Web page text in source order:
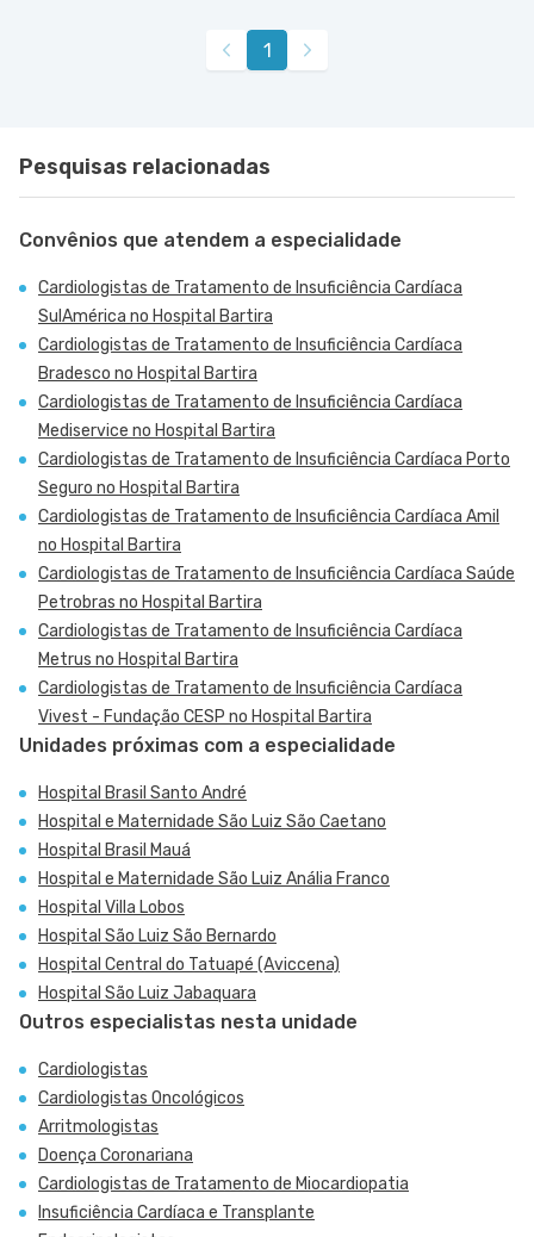
Rua Martim Afonso nr. 114 - Vila Bocaina, Maua -
Rua Major Cardim nr. 461 - Suissa, Ribeirao Pires
1
Pesquisas relacionadas
Convênios que atendem a especialidade
Cardiologistas de Tratamento de Insuficiência Cardíaca
SulAmérica no Hospital Bartira
Cardiologistas de Tratamento de Insuficiência Cardíaca
Bradesco no Hospital Bartira
Cardiologistas de Tratamento de Insuficiência Cardíaca
Mediservice no Hospital Bartira
Cardiologistas de Tratamento de Insuficiência Cardíaca Porto
Seguro no Hospital Bartira
Cardiologistas de Tratamento de Insuficiência Cardíaca Amil
no Hospital Bartira
Cardiologistas de Tratamento de Insuficiência Cardíaca Saúde
Petrobras no Hospital Bartira
Cardiologistas de Tratamento de Insuficiência Cardíaca
Metrus no Hospital Bartira
Cardiologistas de Tratamento de Insuficiência Cardíaca
Vivest - Fundação CESP no Hospital Bartira
Unidades próximas com a especialidade
Hospital Brasil Santo André
Hospital e Maternidade São Luiz São Caetano
Hospital Brasil Mauá
Hospital e Maternidade São Luiz Anália Franco
Hospital Villa Lobos
Hospital São Luiz São Bernardo
Hospital Central do Tatuapé (Aviccena)
Hospital São Luiz Jabaquara
Outros especialistas nesta unidade
Cardiologistas
Cardiologistas Oncológicos
Arritmologistas
Doença Coronariana
Cardiologistas de Tratamento de Miocardiopatia
Insuficiência Cardíaca e Transplante